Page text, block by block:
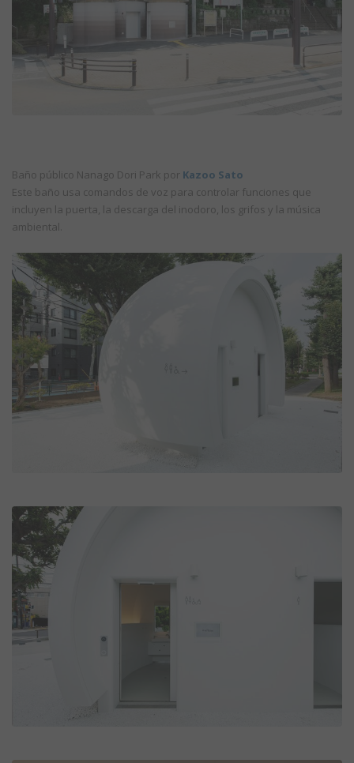
Baño público Nanago Dori Park por Kazoo Sato
Este baño usa comandos de voz para controlar funciones que
incluyen la puerta, la descarga del inodoro, los grifos y la música
ambiental.